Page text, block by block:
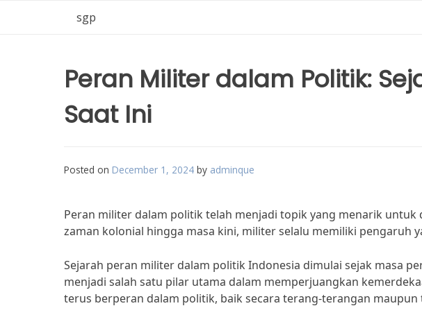
sgp
Peran Militer dalam Politik:
Saat Ini
Posted on December 1, 2024 by adminque
Peran militer dalam politik telah menjadi topik yang menarik untuk
zaman kolonial hingga masa kini, militer selalu memiliki pengaruh
Sejarah peran militer dalam politik Indonesia dimulai sejak masa
menjadi salah satu pilar utama dalam memperjuangkan
terus berperan dalam politik, baik secara terang-terangan maupun